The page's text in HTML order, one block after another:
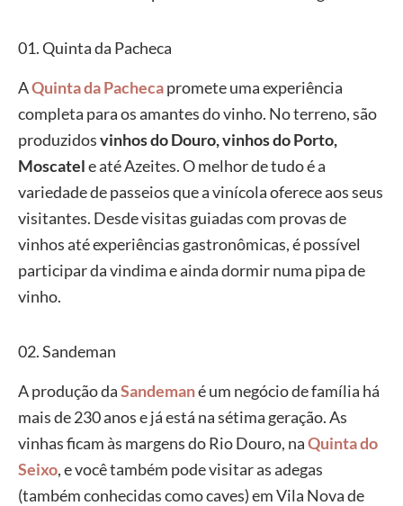
01. Quinta da Pacheca
AQuinta da Pachecapromete uma experiência
completa para os amantes do vinho. No terreno, são
produzidosvinhos do Douro, vinhos do Porto,
Moscatele até Azeites. O melhor de tudo é a
variedade de passeios que a vinícola oferece aos seus
visitantes. Desde visitas guiadas com provas de
vinhos até experiências gastronômicas, é possível
participar da vindima e ainda dormir numa pipa de
vinho.
02. Sandeman
A produção daSandemané um negócio de família há
mais de 230 anos e já está na sétima geração. As
vinhas ficam às margens do Rio Douro, naQuinta do
Seixo, e você também pode visitar as adegas
(também conhecidas como caves) em Vila Nova de